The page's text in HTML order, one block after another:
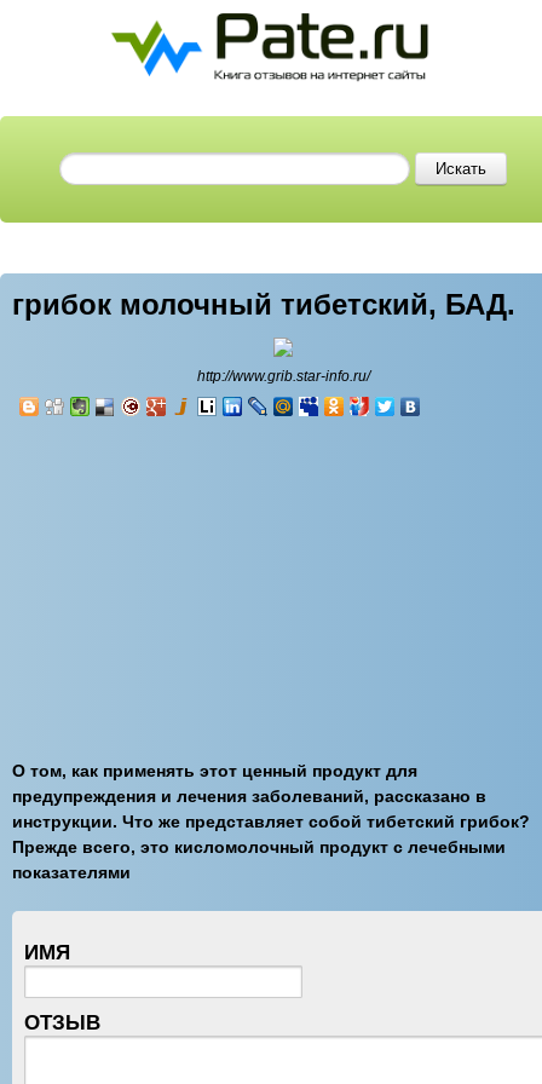
грибок молочный тибетский, БАД.
http://www.grib.star-info.ru/
О том, как применять этот ценный продукт для
предупреждения и лечения заболеваний, рассказано в
инструкции. Что же представляет собой тибетский грибок?
Прежде всего, это кисломолочный продукт с лечебными
показателями
ИМЯ
ОТЗЫВ